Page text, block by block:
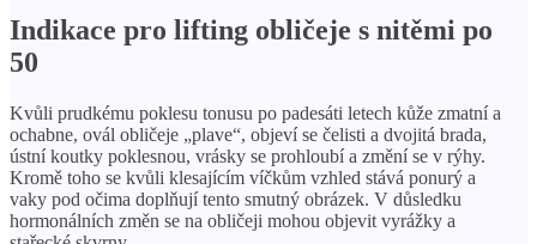
Indikace pro lifting obličeje s nitěmi po
50
Kvůli prudkému poklesu tonusu po padesáti letech kůže zmatní a
ochabne, ovál obličeje „plave“, objeví se čelisti a dvojitá brada,
ústní koutky poklesnou, vrásky se prohloubí a změní se v rýhy.
Kromě toho se kvůli klesajícím víčkům vzhled stává ponurý a
vaky pod očima doplňují tento smutný obrázek. V důsledku
hormonálních změn se na obličeji mohou objevit vyrážky a